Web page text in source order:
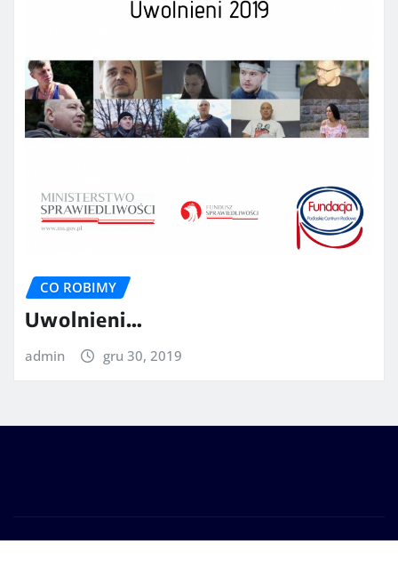
CO ROBIMY
Uwolnieni…
admin gru 30, 2019